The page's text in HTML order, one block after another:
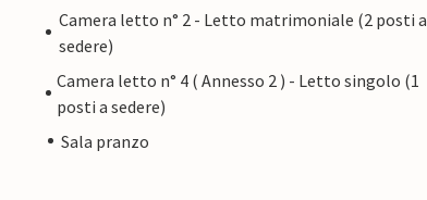
Camera letto n° 2 - Letto matrimoniale (2 posti a
sedere)
Camera letto n° 4 ( Annesso 2 ) - Letto singolo (1
posti a sedere)
Sala pranzo